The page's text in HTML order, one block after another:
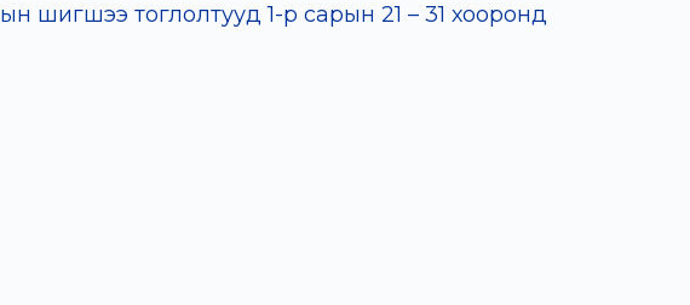
тоглолтууд 1-р сарын 21 – 31 хооронд